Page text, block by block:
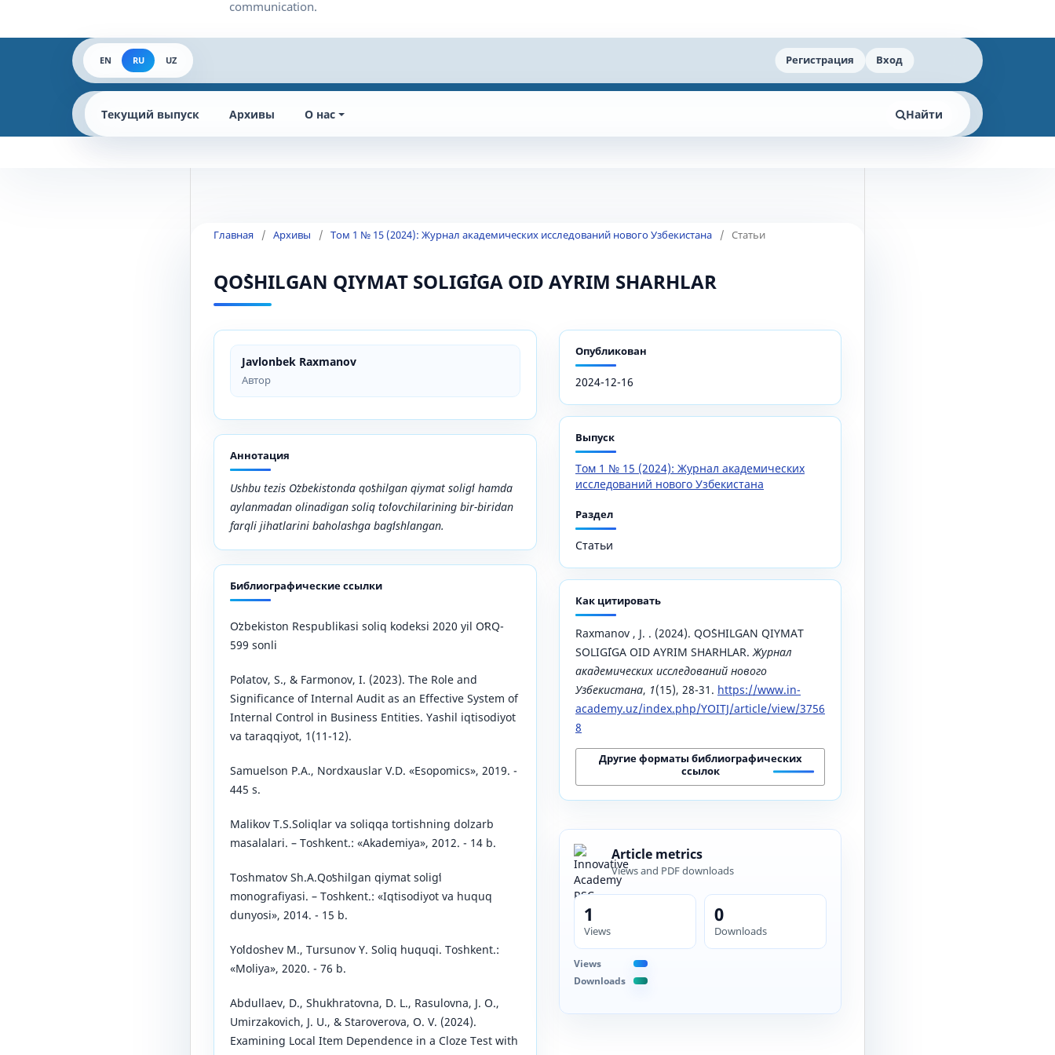
EN RU UZ Регистрация Вход
Текущий выпуск Архивы О нас Найти
Главная / Архивы / Том 1 № 15 (2024): Журнал академических исследований нового Узбекистана / Статьи
QO`SHILGAN QIYMAT SOLIG`IGA OID AYRIM SHARHLAR
Javlonbek Raxmanov
Автор
Аннотация
Ushbu tezis Oʻzbekistonda qoʻshilgan qiymat soligʻi hamda
aylanmadan olinadigan soliq toʻlovchilarining bir-biridan
farqli jihatlarini baholashga bagʻishlangan.
Библиографические ссылки
Oʻzbekiston Respublikasi soliq kodeksi 2020 yil OʻRQ-
599 sonli
Poʻlatov, S., & Farmonov, I. (2023). The Role and
Significance of Internal Audit as an Effective System of
Internal Control in Business Entities. Yashil iqtisodiyot
va taraqqiyot, 1(11-12).
Samuelson P.A., Nordxauslar V.D. «Esopomics», 2019. -
445 s.
Malikov T.S.Soliqlar va soliqqa tortishning dolzarb
masalalari. – Toshkent.: «Akademiya», 2012. - 14 b.
Toshmatov Sh.A.Qoʻshilgan qiymat soligʻi
monografiyasi. – Toshkent.: «Iqtisodiyot va huquq
dunyosi», 2014. - 15 b.
Yoʻldoshev M., Tursunov Y. Soliq huquqi. Toshkent.:
«Moliya», 2020. - 76 b.
Abdullaev, D., Shukhratovna, D. L., Rasulovna, J. O.,
Umirzakovich, J. U., & Staroverova, O. V. (2024).
Examining Local Item Dependence in a Cloze Test with
Опубликован
2024-12-16
Выпуск
Том 1 № 15 (2024): Журнал академических
исследований нового Узбекистана
Раздел
Статьи
Как цитировать
Raxmanov , J. . (2024). QO`SHILGAN QIYMAT
SOLIG`IGA OID AYRIM SHARHLAR.Журнал
академических исследований нового
Узбекистана, 1(15), 28-31. https://www.in-
academy.uz/index.php/YOITJ/article/view/3756
8
Другие форматы библиографических
ссылок
Article metrics
Views and PDF downloads
1
Views
0
Downloads
Views
Downloads